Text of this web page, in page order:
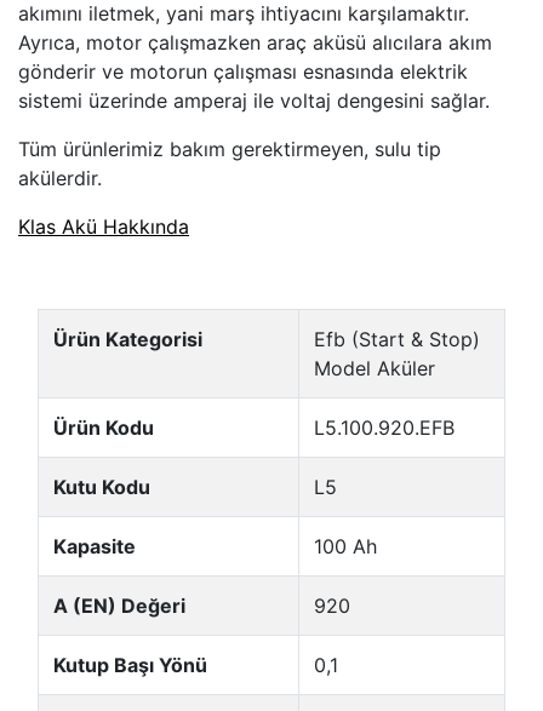
akımını iletmek, yani marş ihtiyacını karşılamaktır.
Ayrıca, motor çalışmazken araç aküsü alıcılara akım
gönderir ve motorun çalışması esnasında elektrik
sistemi üzerinde amperaj ile voltaj dengesini sağlar.
Tüm ürünlerimiz bakım gerektirmeyen, sulu tip
akülerdir.
Klas Akü Hakkında
Ürün Kategorisi
Efb (Start & Stop)
Model Aküler
Ürün Kodu L5.100.920.EFB
Kutu Kodu L5
Kapasite 100 Ah
A (EN) Değeri 920
Kutup Başı Yönü 0,1